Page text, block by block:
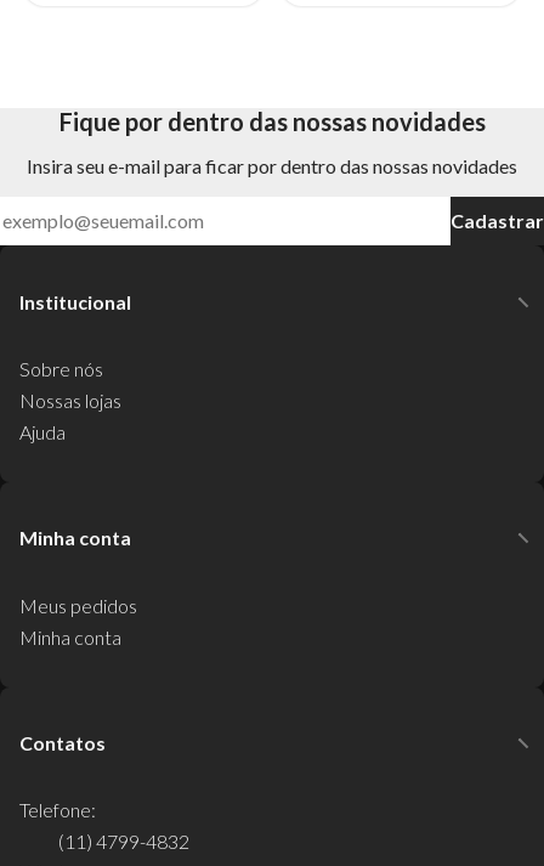
Fique por dentro das nossas novidades
Insira seu e-mail para ficar por dentro das nossas novidades
Cadastrar
Institucional
Sobre nós
Nossas lojas
Ajuda
Minha conta
Meus pedidos
Minha conta
Contatos
Telefone:
(11) 4799-4832